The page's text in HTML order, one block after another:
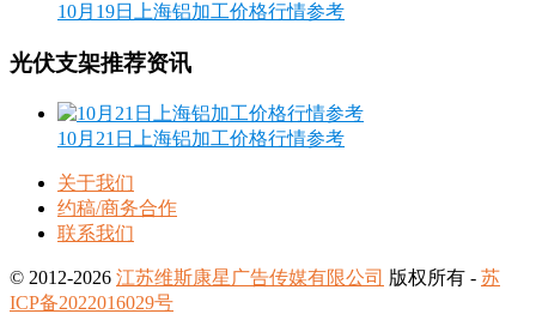
10月19日上海铝加工价格行情参考
光伏支架推荐资讯
10月21日上海铝加工价格行情参考
关于我们
约稿/商务合作
联系我们
© 2012-2026 江苏维斯康星广告传媒有限公司 版权所有 - 苏
ICP备2022016029号